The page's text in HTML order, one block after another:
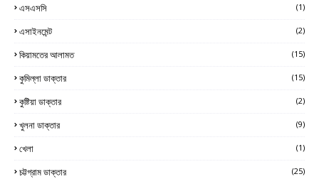
এসএসসি (1)
এসাইনমেন্ট (2)
কিয়ামতের আলামত (15)
কুমিল্লা ডাক্তার (15)
কুষ্টিয়া ডাক্তার (2)
খুলনা ডাক্তার (9)
খেলা (1)
চট্টগ্রাম ডাক্তার (25)